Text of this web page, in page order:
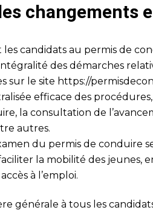
changements
candidats au permis de
des démarches
sur le site https://
efficace des
la consultation de
autres.
du permis de conduire
la mobilité des jeunes,
à l’emploi.
générale à tous les